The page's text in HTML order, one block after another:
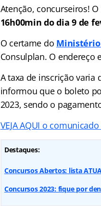
Atenção, concurseiros! O
16h00min do dia 9 de
O certame do Ministério
Consulplan. O
A taxa de inscrição varia
informou que o boleto
2023, sendo o
VEJA AQUI o
Destaques:
Concursos Abertos: lista
Concursos 2023: fique por